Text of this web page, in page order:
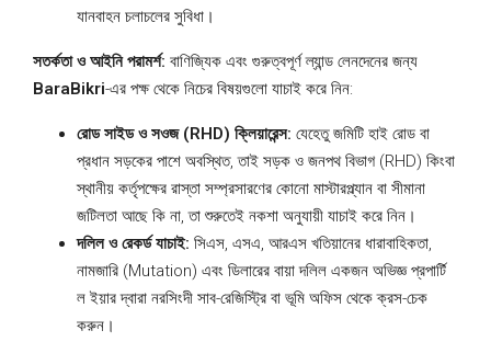
যানবাহন চলাচলের সুবিধা।
সতর্কতা ও আইনি পরামর্শ: বাণিজ্যিক এবং গুরুত্বপূর্ণ ল্যান্ড লেনদেনের জন্য
BaraBikri-এর পক্ষ থেকে নিচের বিষয়গুলো যাচাই করে নিন:
রোড সাইড ও সওজ (RHD) ক্লিয়ারেন্স: যেহেতু জমিটি হাই রোড বা
প্রধান সড়কের পাশে অবস্থিত, তাই সড়ক ও জনপথ বিভাগ (RHD) কিংবা
স্থানীয় কর্তৃপক্ষের রাস্তা সম্প্রসারণের কোনো মাস্টারপ্ল্যান বা সীমানা
জটিলতা আছে কি না, তা শুরুতেই নকশা অনুযায়ী যাচাই করে নিন।
দলিল ও রেকর্ড যাচাই: সিএস, এসএ, আরএস খতিয়ানের ধারাবাহিকতা,
নামজারি (Mutation) এবং ডিলারের বায়া দলিল একজন অভিজ্ঞ প্রপার্টি
ল ইয়ার দ্বারা নরসিংদী সাব-রেজিস্ট্রি বা ভূমি অফিস থেকে ক্রস-চেক
করুন।